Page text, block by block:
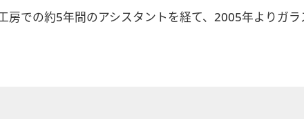
での約5年間のアシスタントを経て、2005年よりガ